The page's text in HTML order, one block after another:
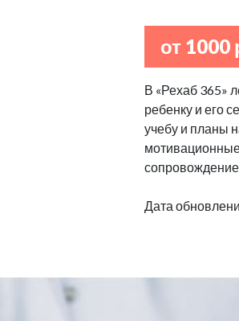
от 1000
В «Рехаб 365»
ребенку и его
учебу и планы
сопровождение
Дата